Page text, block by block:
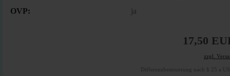
OVP:
ja
17,50
zzgl.
Differenzbesteuerung nach § 25 a